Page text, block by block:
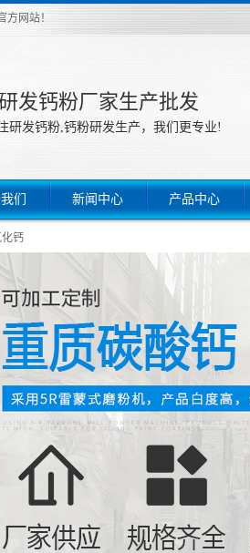
网站！
发钙粉厂家生产批发
研发钙粉,钙粉研发生产，我们更专业!
们 新闻中心 产品中心
钙